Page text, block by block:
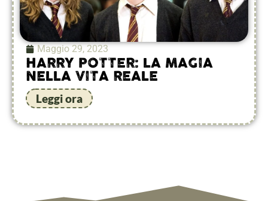
Maggio 29, 2023
HARRY POTTER: LA MAGIA
NELLA VITA REALE
Leggi ora